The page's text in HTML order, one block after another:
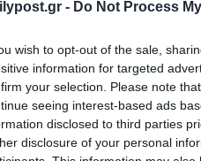
- Do Not Process
wish to opt-out of the sale,
information for targeted
your selection. Please note
seeing interest-based ads
disclosed to third parties
disclosure of your personal
του μεγαλύτερου μέρους (2/3)
των servicers, με
δανειολήπτες,